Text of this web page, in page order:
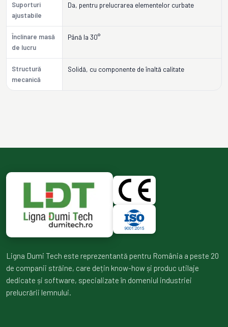
Suporturi
ajustabile
Da, pentru prelucrarea elementelor curbate
Înclinare masă
de lucru
Până la 30°
Structură
mecanică
Solidă, cu componente de înaltă calitate
Ligna Dumi Tech este reprezentantă pentru România a peste 20
de companii străine, care dețin know-how și produc utilaje
dedicate și software, specializate în domeniul industriei
prelucrării lemnului.